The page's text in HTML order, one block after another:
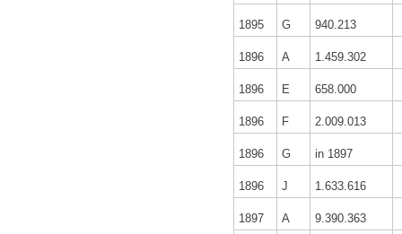
1895 G 940.213
1896 A 1.459.302
1896 E 658.000
1896 F 2.009.013
1896 G in 1897
1896 J 1.633.616
1897 A 9.390.363